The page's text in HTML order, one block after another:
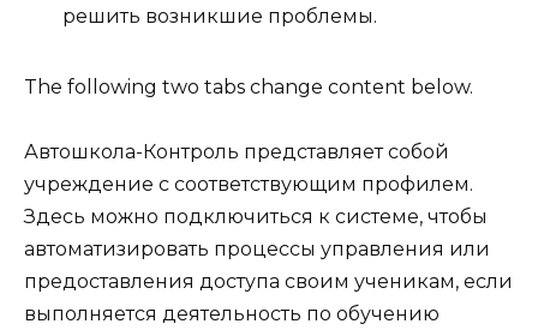
решить возникшие проблемы.
The following two tabs change content below.
Автошкола-Контроль представляет собой
учреждение с соответствующим профилем.
Здесь можно подключиться к системе, чтобы
автоматизировать процессы управления или
предоставления доступа своим ученикам, если
выполняется деятельность по обучению